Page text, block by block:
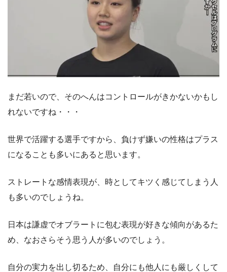
まだ若いので、そのへんはコントロールがきかないかもし
れないですね・・・
世界で活躍する選手ですから、負けず嫌いの性格はプラス
になることも多いにあると思います。
ストレートな感情表現が、時としてキツく感じてしまう人
も多いのでしょうね。
日本は謙虚でオブラートに包む表現が好きな傾向があるた
め、なおさらそう思う人が多いのでしょう。
自分の実力を出し切るため、自分にも他人にも厳しくして